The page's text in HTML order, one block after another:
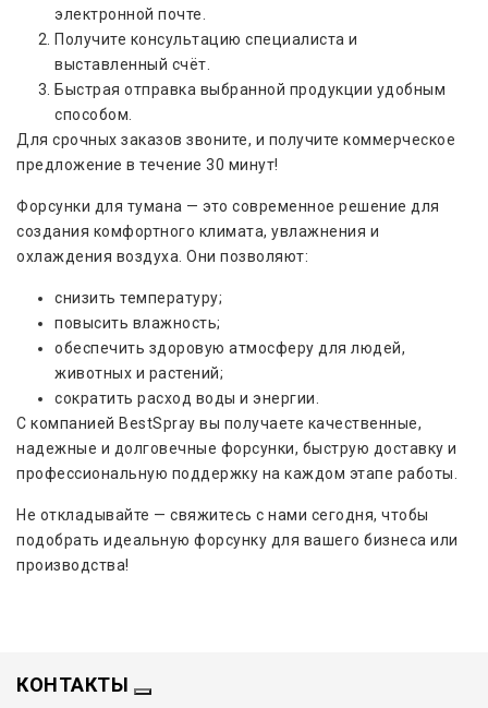
электронной почте.
Получите консультацию специалиста и
выставленный счёт.
Быстрая отправка выбранной продукции удобным
способом.
Для срочных заказов звоните, и получите коммерческое
предложение в течение 30 минут!
Форсунки для тумана — это современное решение для
создания комфортного климата, увлажнения и
охлаждения воздуха. Они позволяют:
снизить температуру;
повысить влажность;
обеспечить здоровую атмосферу для людей,
животных и растений;
сократить расход воды и энергии.
С компанией BestSpray вы получаете качественные,
надежные и долговечные форсунки, быструю доставку и
профессиональную поддержку на каждом этапе работы.
Не откладывайте — свяжитесь с нами сегодня, чтобы
подобрать идеальную форсунку для вашего бизнеса или
производства!
КОНТАКТЫ